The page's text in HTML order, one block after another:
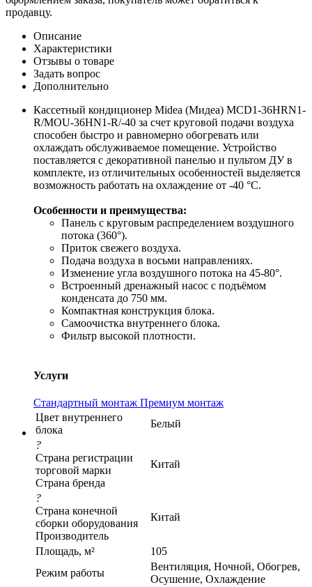
продавцу.
Описание
Характеристики
Отзывы о товаре
Задать вопрос
Дополнительно
Кассетный кондиционер Midea (Мидеа) MCD1-36HRN1-
R/MOU-36HN1-R/-40 за счет круговой подачи воздуха
способен быстро и равномерно обогревать или
охлаждать обслуживаемое помещение. Устройство
поставляется с декоративной панелью и пультом ДУ в
комплекте, из отличительных особенностей выделяется
возможность работать на охлаждение от -40 °С.
Особенности и преимущества:
Панель с круговым распределением воздушного
потока (360°).
Приток свежего воздуха.
Подача воздуха в восьми направлениях.
Изменение угла воздушного потока на 45-80°.
Встроенный дренажный насос с подъёмом
конденсата до 750 мм.
Компактная конструкция блока.
Самоочистка внутреннего блока.
Фильтр высокой плотности.
Услуги
Стандартный монтаж Премиум монтаж
Цвет внутреннего
блока
Белый
?
Страна регистрации
торговой марки
Страна бренда
Китай
?
Страна конечной
сборки оборудования
Производитель
Китай
Площадь, м²
105
Режим работы
Вентиляция, Ночной, Обогрев,
Осушение, Охлаждение